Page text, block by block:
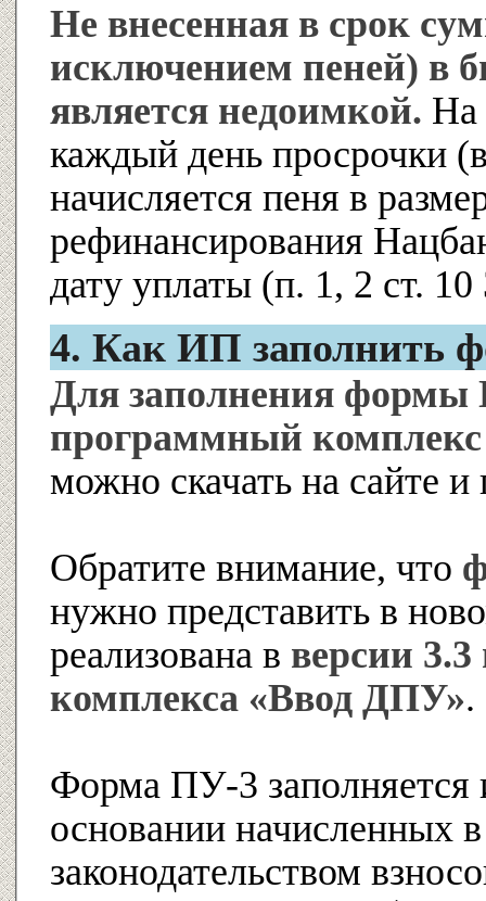
Не внесенная в срок
исключением пеней) в
является недоимкой. На
каждый день просрочки
начисляется пеня в
рефинансирования
дату уплаты (п. 1, 2 ст.
4. Как ИП заполнить
Для заполнения
программный
можно скачать на сайте
Обратите внимание, что
нужно представить в
реализована в версии
комплекса «Ввод ДПУ».
Форма ПУ-3 заполняется
основании начисленных
законодательством